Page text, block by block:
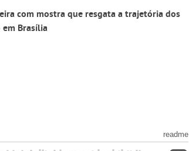
com mostra que resgata a trajetória dos
Brasília
readme